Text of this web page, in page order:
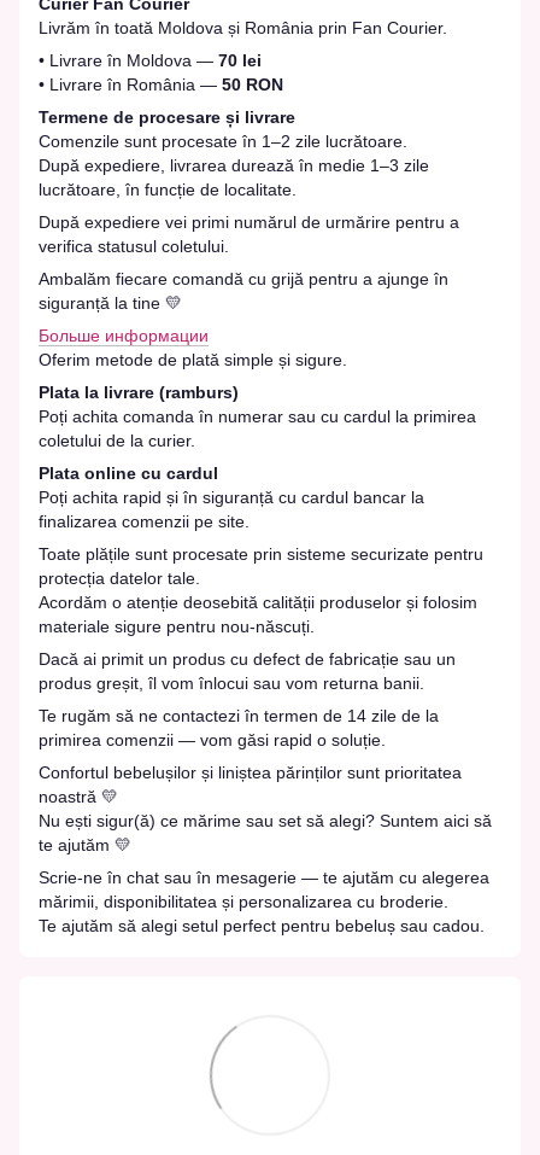
Livrăm în toată Moldova și România prin Fan Courier.
• Livrare în Moldova — 70 lei
• Livrare în România — 50 RON
Termene de procesare și livrare
Comenzile sunt procesate în 1–2 zile lucrătoare.
După expediere, livrarea durează în medie 1–3 zile
lucrătoare, în funcție de localitate.
După expediere vei primi numărul de urmărire pentru a
verifica statusul coletului.
Ambalăm fiecare comandă cu grijă pentru a ajunge în
siguranță la tine 💛
Больше информации
Oferim metode de plată simple și sigure.
Plata la livrare (ramburs)
Poți achita comanda în numerar sau cu cardul la primirea
coletului de la curier.
Plata online cu cardul
Poți achita rapid și în siguranță cu cardul bancar la
finalizarea comenzii pe site.
Toate plățile sunt procesate prin sisteme securizate pentru
protecția datelor tale.
Acordăm o atenție deosebită calității produselor și folosim
materiale sigure pentru nou-născuți.
Dacă ai primit un produs cu defect de fabricație sau un
produs greșit, îl vom înlocui sau vom returna banii.
Te rugăm să ne contactezi în termen de 14 zile de la
primirea comenzii — vom găsi rapid o soluție.
Confortul bebelușilor și liniștea părinților sunt prioritatea
noastră 💛
Nu ești sigur(ă) ce mărime sau set să alegi? Suntem aici să
te ajutăm 💛
Scrie-ne în chat sau în mesagerie — te ajutăm cu alegerea
mărimii, disponibilitatea și personalizarea cu broderie.
Te ajutăm să alegi setul perfect pentru bebeluș sau cadou.